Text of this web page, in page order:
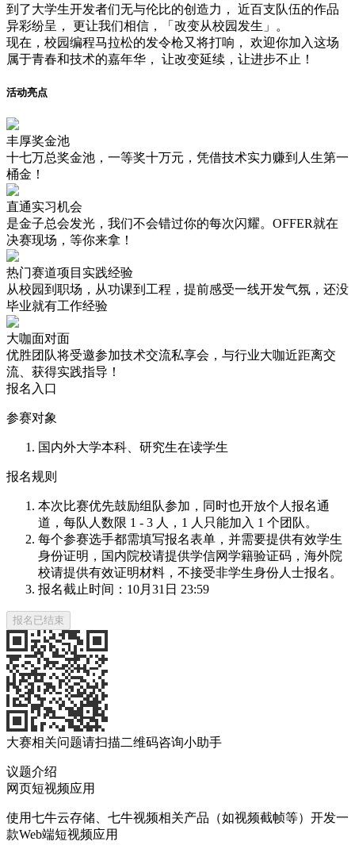
到了大学生开发者们无与伦比的创造力， 近百支队伍的作品
异彩纷呈， 更让我们相信，「改变从校园发生」。
现在，校园编程马拉松的发令枪又将打响， 欢迎你加入这场
属于青春和技术的嘉年华， 让改变延续，让进步不止！
活动亮点
丰厚奖金池
十七万总奖金池，一等奖十万元，凭借技术实力赚到人生第一
桶金！
直通实习机会
是金子总会发光，我们不会错过你的每次闪耀。OFFER就在
决赛现场，等你来拿！
热门赛道项目实践经验
从校园到职场，从功课到工程，提前感受一线开发气氛，还没
毕业就有工作经验
大咖面对面
优胜团队将受邀参加技术交流私享会，与行业大咖近距离交
流、获得实践指导！
报名入口
参赛对象
国内外大学本科、研究生在读学生
报名规则
本次比赛优先鼓励组队参加，同时也开放个人报名通
道，每队人数限 1 - 3 人，1 人只能加入 1 个团队。
每个参赛选手都需填写报名表单，并需要提供有效学生
身份证明，国内院校请提供学信网学籍验证码，海外院
校请提供有效证明材料，不接受非学生身份人士报名。
报名截止时间：10月31日 23:59
报名已结束
大赛相关问题请扫描二维码咨询小助手
议题介绍
网页短视频应用
使用七牛云存储、七牛视频相关产品（如视频截帧等）开发一
款Web端短视频应用